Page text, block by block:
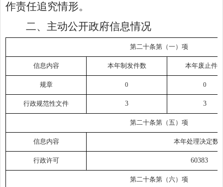
作责任追究情形。
二、 主动公开政府信息情况
第二十条第（一）项
信息内容 本年制发件数 本年废止件
规章 0 0
行政规范性文件 3 3
第二十条第（五）项
信息内容 本年处理决定数
行政许可 60383
第二十条第（六）项